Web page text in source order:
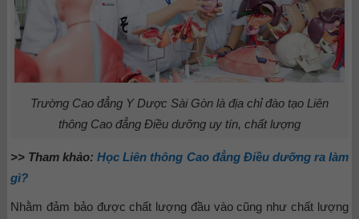
Trường Cao đẳng Y Dược Sài Gòn là địa chỉ đào tạo Liên
thông Cao đẳng Điều dưỡng uy tín, chất lượng
>> Tham khảo: Học Liên thông Cao đẳng Điều dưỡng ra làm
gì?
Nhằm đảm bảo được chất lượng đầu vào cũng như chất lượng